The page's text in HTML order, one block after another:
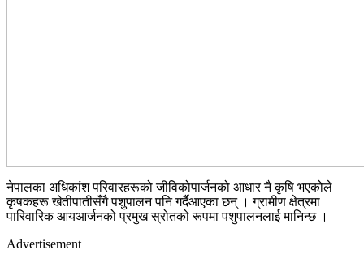
नेपालका अधिकांश परिवारहरूको जीविकोपार्जनको आधार नै कृषि भएकोले
कृषकहरू खेतीपातीसँगै पशुपालन पनि गर्दैआएका छन् । ग्रामीण क्षेत्रमा
पारिवारिक आयआर्जनको प्रमुख स्रोतको रूपमा पशुपालनलाई मानिन्छ ।
Advertisement